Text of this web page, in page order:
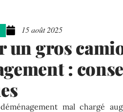
15 août 2025
un gros
:
mal chargé